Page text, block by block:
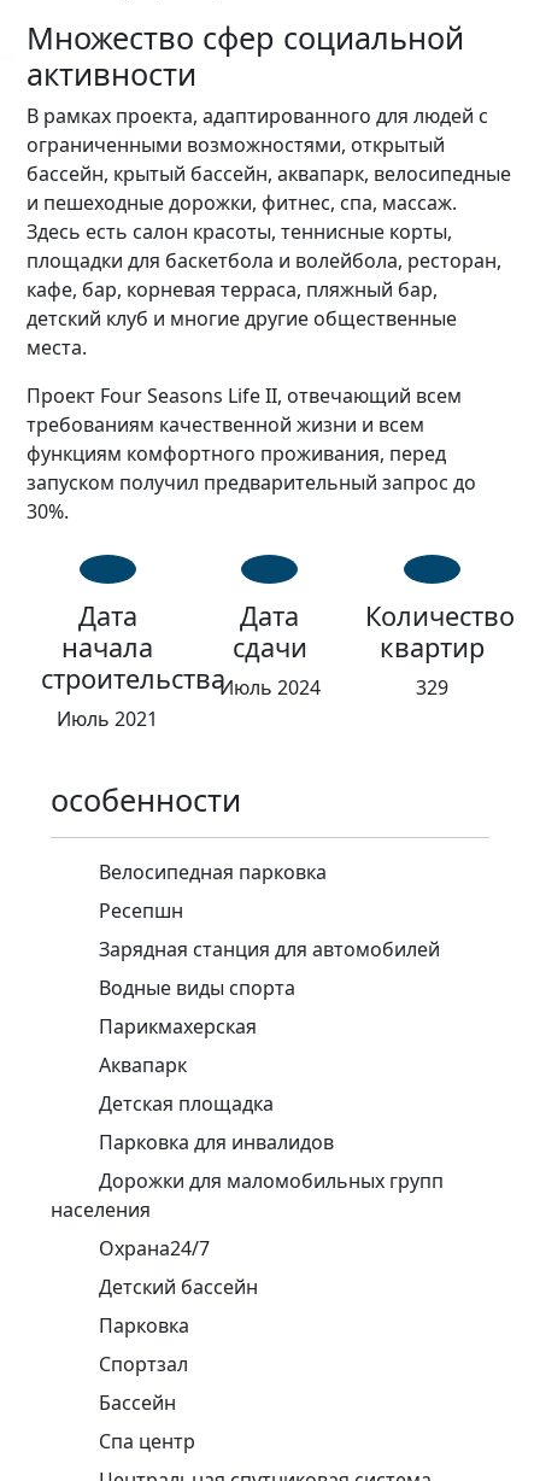
Множество сфер социальной
активности
В рамках проекта, адаптированного для людей с
ограниченными возможностями, открытый
бассейн, крытый бассейн, аквапарк, велосипедные
и пешеходные дорожки, фитнес, спа, массаж.
Здесь есть салон красоты, теннисные корты,
площадки для баскетбола и волейбола, ресторан,
кафе, бар, корневая терраса, пляжный бар,
детский клуб и многие другие общественные
места.
Проект Four Seasons Life II, отвечающий всем
требованиям качественной жизни и всем
функциям комфортного проживания, перед
запуском получил предварительный запрос до
30%.
Дата
начала
строительства
Июль 2021
Дата
сдачи
Июль 2024
Количество
квартир
329
особенности
Велосипедная парковка
Ресепшн
Зарядная станция для автомобилей
Водные виды спорта
Парикмахерская
Аквапарк
Детская площадка
Парковка для инвалидов
Дорожки для маломобильных групп
населения
Охрана24/7
Детский бассейн
Парковка
Спортзал
Бассейн
Спа центр